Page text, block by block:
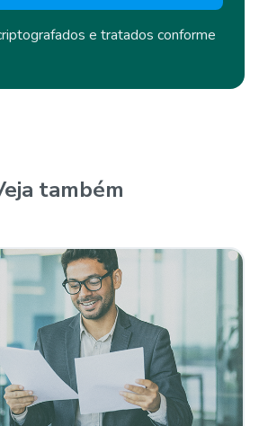
e tratados conforme
também